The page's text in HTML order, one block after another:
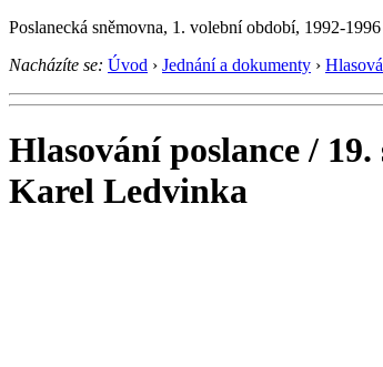
Poslanecká sněmovna, 1. volební období, 1992-1996
Nacházíte se: Úvod › Jednání a dokumenty ›
Hlasování poslance / 19.
Karel Ledvinka